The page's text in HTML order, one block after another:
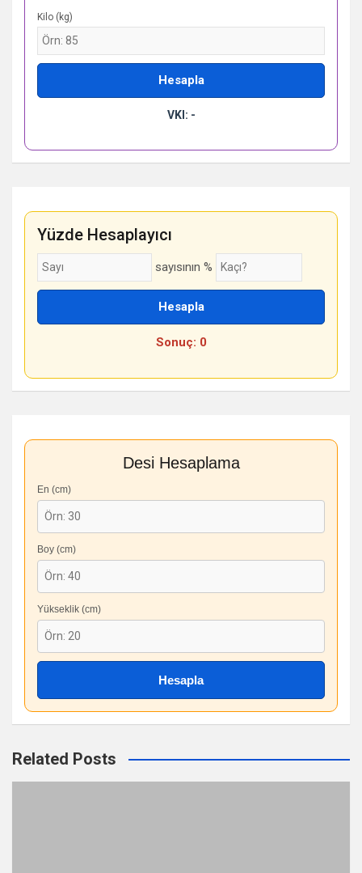
Kilo (kg)
Hesapla
VKI: -
Yüzde Hesaplayıcı
sayısının %
Hesapla
Sonuç: 0
Desi Hesaplama
En (cm)
Boy (cm)
Yükseklik (cm)
Hesapla
Related Posts